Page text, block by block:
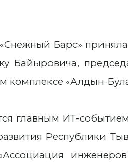
Барс»
Байыровича,
комплексе «Алдын-
главным ИТ-
Республики